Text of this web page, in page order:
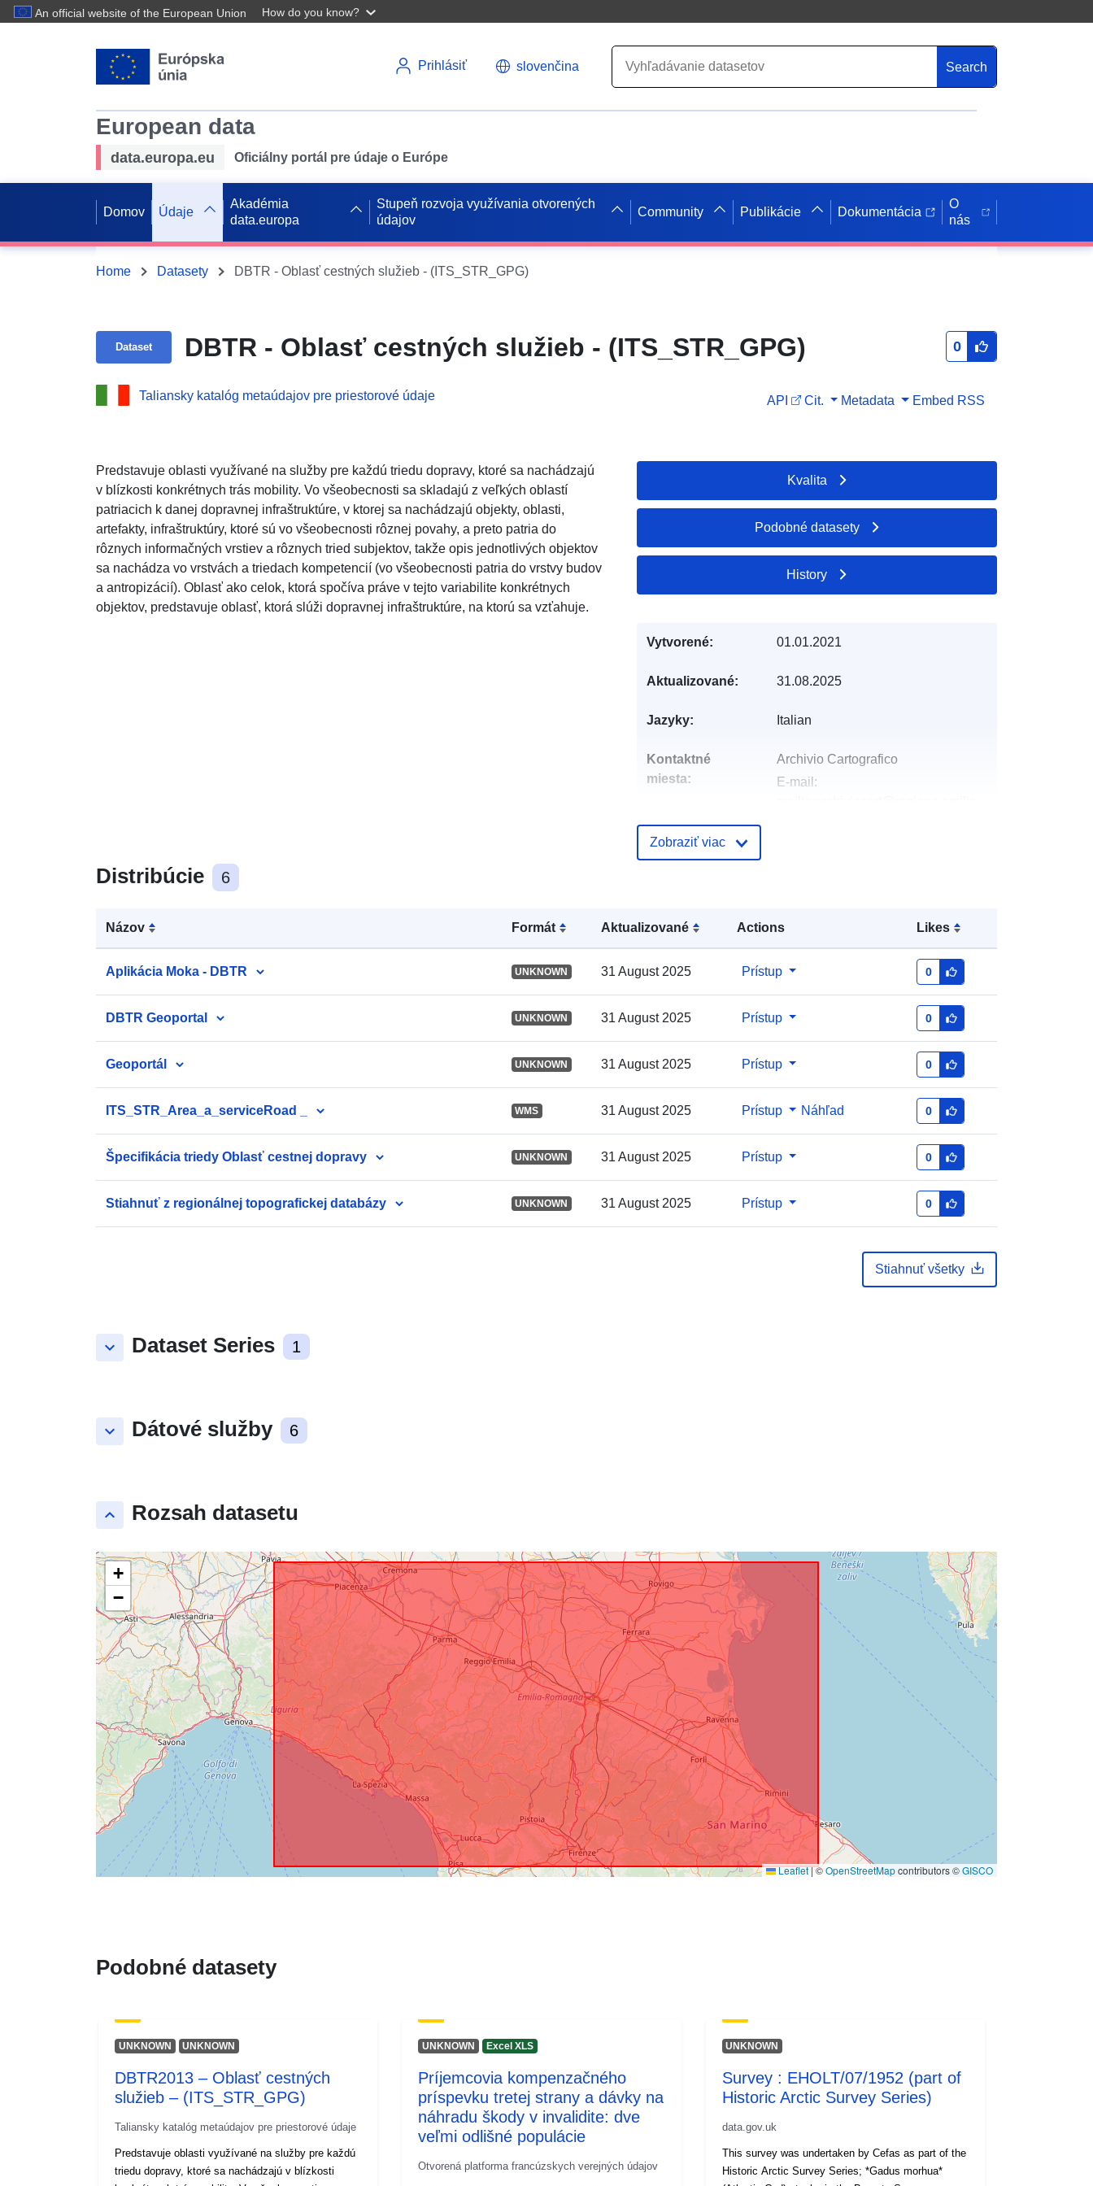
An official website of the European Union How do you know?
Prihlásiť slovenčina Search
European data
data.europa.eu Oficiálny portál pre údaje o Európe
Domov Údaje
Akadémia
data.europa
Stupeň rozvoja využívania otvorených
údajov
Community Publikácie Dokumentácia
O
nás
Home Datasety DBTR - Oblasť cestných služieb - (ITS_STR_GPG)
Dataset DBTR - Oblasť cestných služieb - (ITS_STR_GPG) 0
Taliansky katalóg metaúdajov pre priestorové údaje API Cit. Metadata Embed RSS
Predstavuje oblasti využívané na služby pre každú triedu dopravy, ktoré sa nachádzajú
v blízkosti konkrétnych trás mobility. Vo všeobecnosti sa skladajú z veľkých oblastí
patriacich k danej dopravnej infraštruktúre, v ktorej sa nachádzajú objekty, oblasti,
artefakty, infraštruktúry, ktoré sú vo všeobecnosti rôznej povahy, a preto patria do
rôznych informačných vrstiev a rôznych tried subjektov, takže opis jednotlivých objektov
sa nachádza vo vrstvách a triedach kompetencií (vo všeobecnosti patria do vrstvy budov
a antropizácií). Oblasť ako celok, ktorá spočíva práve v tejto variabilite konkrétnych
objektov, predstavuje oblasť, ktorá slúži dopravnej infraštruktúre, na ktorú sa vzťahuje.
Distribúcie 6
Názov Formát Aktualizované Actions Likes
Aplikácia Moka - DBTR UNKNOWN 31 August 2025 Prístup 0
DBTR Geoportal UNKNOWN 31 August 2025 Prístup 0
Geoportál UNKNOWN 31 August 2025 Prístup 0
ITS_STR_Area_a_serviceRoad _ WMS 31 August 2025 Prístup Náhľad 0
Špecifikácia triedy Oblasť cestnej dopravy UNKNOWN 31 August 2025 Prístup 0
Stiahnuť z regionálnej topografickej databázy UNKNOWN 31 August 2025 Prístup 0
Stiahnuť všetky
keyboard_arrow_down Dataset Series 1
keyboard_arrow_down Dátové služby 6
keyboard_arrow_up Rozsah datasetu
+
−
Leaflet|©OpenStreetMapcontributors ©GISCO
Kvalita
Podobné datasety
History
Vytvorené: 01.01.2021
Aktualizované: 31.08.2025
Jazyky: Italian
Kontaktné
miesta:
Archivio Cartografico
E-mail:
romagna.it/archivio-
Pridané k údajom.europa.eu: 15 January
Aktualizované na základe údajov.europa.eu:
Zemepisné
pokrytie:
Súradnice: [ [ 9.172921, 45.169558
], [ 12.850398, 45.169558 ], [
degli oggetti è costituita dal DB
Zobraziť viac
Podobné datasety
UNKNOWN UNKNOWN
DBTR2013 – Oblasť cestných
služieb – (ITS_STR_GPG)
Taliansky katalóg metaúdajov pre priestorové údaje
Predstavuje oblasti využívané na služby pre každú
triedu dopravy, ktoré sa nachádzajú v blízkosti
UNKNOWN Excel XLS
Príjemcovia kompenzačného
príspevku tretej strany a dávky na
náhradu škody v invalidite: dve
veľmi odlišné populácie
Otvorená platforma francúzskych verejných údajov
UNKNOWN
Survey : EHOLT/07/1952 (part of
Historic Arctic Survey Series)
data.gov.uk
This survey was undertaken by Cefas as part of the
Historic Arctic Survey Series; *Gadus morhua*